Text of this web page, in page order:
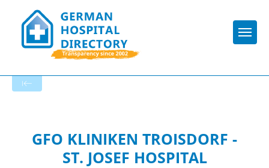
GFO KLINIKEN TROISDORF -
ST. JOSEF HOSPITAL